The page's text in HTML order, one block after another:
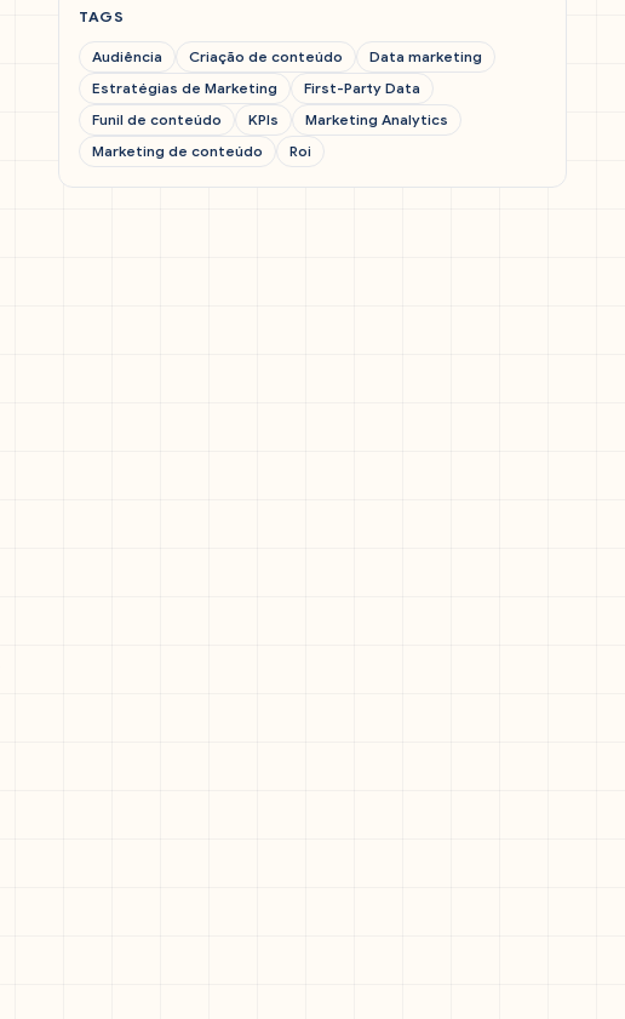
TAGS
Audiência Criação de conteúdo
Data marketing
Estratégias de Marketing
First-Party Data
Funil de conteúdo
KPIs
Marketing Analytics
Marketing de conteúdo
Roi